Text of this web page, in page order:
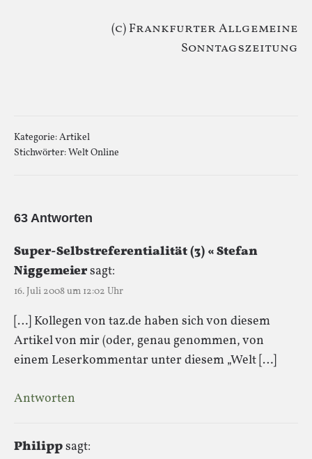
(c) Frankfurter Allgemeine
Sonntagszeitung
Kategorie:Artikel
Stichwörter:Welt Online
63 Antworten
Super-Selbstreferentialität (3) « Stefan
Niggemeiersagt:
16. Juli 2008 um 12:02 Uhr
[…] Kollegen von taz.de haben sich von diesem
Artikel von mir (oder, genau genommen, von
einem Leserkommentar unter diesem „Welt […]
Antworten
Philippsagt: